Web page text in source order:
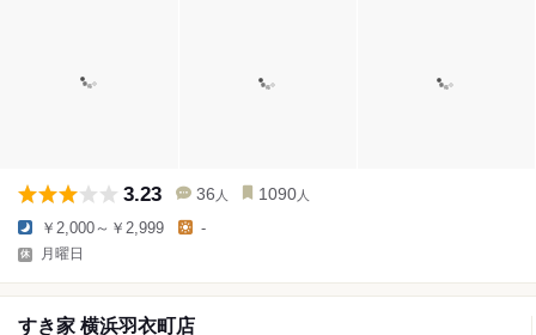
3.23 36 人 1090 人
￥2,000～￥2,999 -
月曜日
すき家 横浜羽衣町店